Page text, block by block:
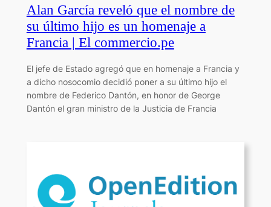
Alan García reveló que el nombre de
su último hijo es un homenaje a
Francia | El commercio.pe
El jefe de Estado agregó que en homenaje a Francia y
a dicho nosocomio decidió poner a su último hijo el
nombre de Federico Dantón, en honor de George
Dantón el gran ministro de la Justicia de Francia